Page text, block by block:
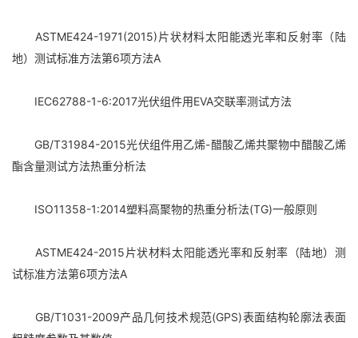
ASTME424-1971(2015)片状材料太阳能透光率和反射率（陆
地）测试标准方法第6项方法A
IEC62788-1-6:2017光伏组件用EVA交联率测试方法
GB/T31984-2015光伏组件用乙烯-醋酸乙烯共聚物中醋酸乙烯
酯含量测试方法热重分析法
ISO11358-1:2014塑料高聚物的热重分析法(TG)一般原则
ASTME424-2015片状材料太阳能透光率和反射率（陆地）测
试标准方法第6项方法A
GB/T1031-2009产品几何技术规范(GPS)表面结构轮廓法表面